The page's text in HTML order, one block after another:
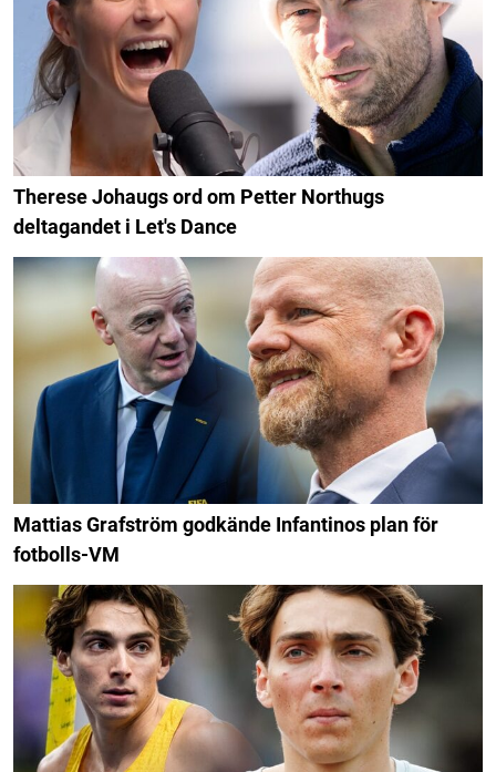
Therese Johaugs ord om Petter Northugs
deltagandet i Let's Dance
Mattias Grafström godkände Infantinos plan för
fotbolls-VM